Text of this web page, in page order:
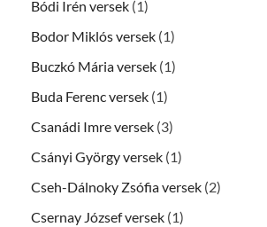
Bódi Irén versek (1)
Bodor Miklós versek (1)
Buczkó Mária versek (1)
Buda Ferenc versek (1)
Csanádi Imre versek (3)
Csányi György versek (1)
Cseh-Dálnoky Zsófia versek (2)
Csernay József versek (1)